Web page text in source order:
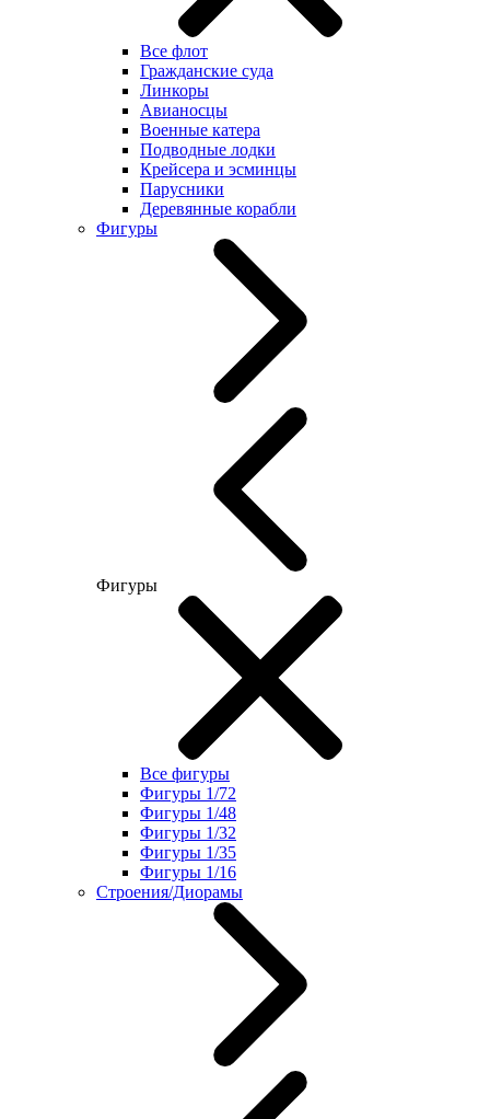
Все флот
Гражданские суда
Линкоры
Авианосцы
Военные катера
Подводные лодки
Крейсера и эсминцы
Парусники
Деревянные корабли
Фигуры
Фигуры
Все фигуры
Фигуры 1/72
Фигуры 1/48
Фигуры 1/32
Фигуры 1/35
Фигуры 1/16
Строения/Диорамы